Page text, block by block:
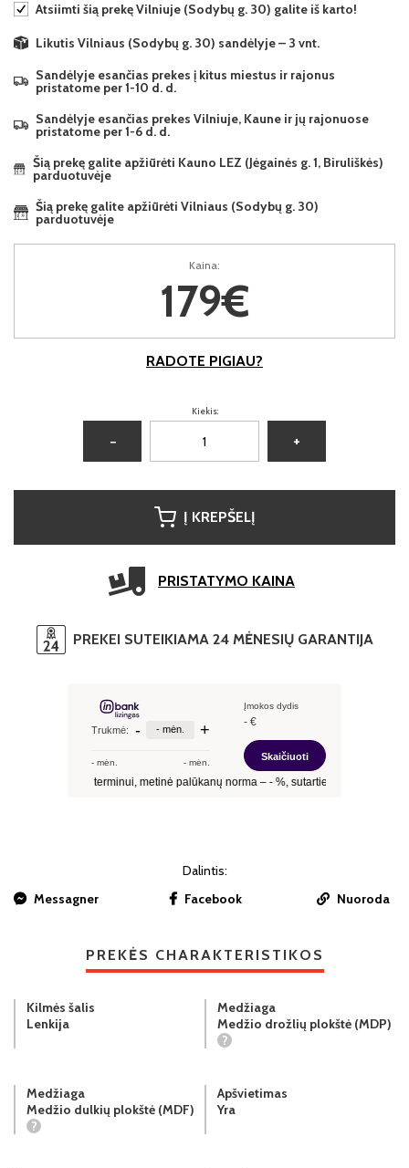
Atsiimti šią prekę Vilniuje (Sodybų g. 30) galite iš karto!
Likutis Vilniaus (Sodybų g. 30) sandėlyje – 3 vnt.
Sandėlyje esančias prekes į kitus miestus ir rajonus
pristatome per 1-10 d. d.
Sandėlyje esančias prekes Vilniuje, Kaune ir jų rajonuose
pristatome per 1-6 d. d.
Šią prekę galite apžiūrėti Kauno LEZ (Jėgainės g. 1, Biruliškės)
parduotuvėje
Šią prekę galite apžiūrėti Vilniaus (Sodybų g. 30)
parduotuvėje
Kaina:
179€
RADOTE PIGIAU?
Kiekis:
− +
Į KREPŠELĮ
PRISTATYMO KAINA
PREKEI SUTEIKIAMA 24 MĖNESIŲ GARANTIJA
Dalintis:
Messagner
Facebook Nuoroda
PREKĖS CHARAKTERISTIKOS
Kilmės šalis
Lenkija
Medžiaga
Medžio drožlių plokštė (MDP)
?
Medžiaga
Medžio dulkių plokštė (MDF)
?
Apšvietimas
Yra